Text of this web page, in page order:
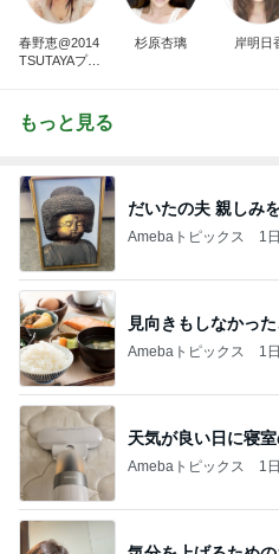
春野恵@2014
TSUTAYAプリ
杉原杏璃 岸明日
もっと見る
だいたの夫 親しみ
Amebaトピックス 1
見向きもしなかっ
Amebaトピックス 1
天気が良い日に寝
Amebaトピックス 1